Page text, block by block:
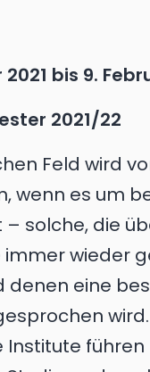
bis 9.
2021/22
Feld wird
wenn es um
– solche, die
immer wieder
denen eine
Institute führen